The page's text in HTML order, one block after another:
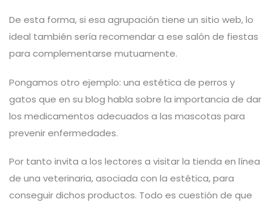
De esta forma, si esa agrupación tiene un sitio web, lo
ideal también sería recomendar a ese salón de fiestas
para complementarse mutuamente.
Pongamos otro ejemplo: una estética de perros y
gatos que en su blog habla sobre la importancia de dar
los medicamentos adecuados a las mascotas para
prevenir enfermedades.
Por tanto invita a los lectores a visitar la tienda en línea
de una veterinaria, asociada con la estética, para
conseguir dichos productos. Todo es cuestión de que